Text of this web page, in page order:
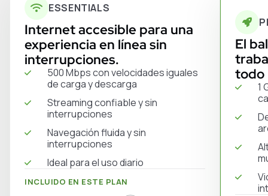
ESSENTIALS
Internet accesible para una
experiencia en línea sin
interrupciones.
500 Mbps con velocidades iguales
de carga y descarga
Streaming confiable y sin
interrupciones
Navegación fluida y sin
interrupciones
Ideal para el uso diario
INCLUIDO EN ESTE PLAN
El
todo
1